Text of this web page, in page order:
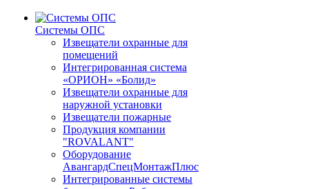
Системы ОПС
Извещатели охранные для
помещений
Интегрированная система
«ОРИОН» «Болид»
Извещатели охранные для
наружной установки
Извещатели пожарные
Продукция компании
"ROVALANT"
Оборудование
АвангардСпецМонтажПлюс
Интегрированные системы